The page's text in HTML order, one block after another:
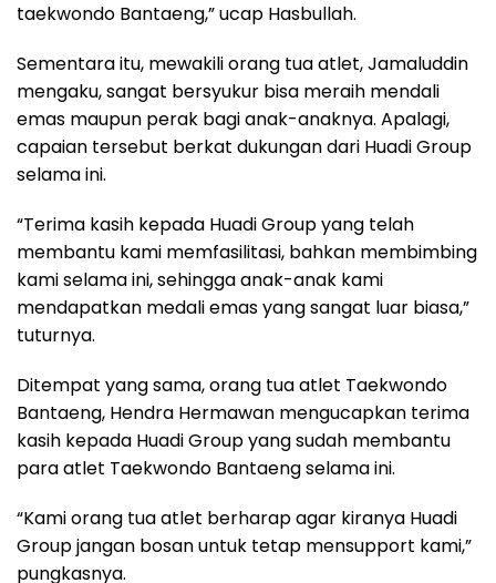
taekwondo Bantaeng,” ucap Hasbullah.
Sementara itu, mewakili orang tua atlet, Jamaluddin
mengaku, sangat bersyukur bisa meraih mendali
emas maupun perak bagi anak-anaknya. Apalagi,
capaian tersebut berkat dukungan dari Huadi Group
selama ini.
“Terima kasih kepada Huadi Group yang telah
membantu kami memfasilitasi, bahkan membimbing
kami selama ini, sehingga anak-anak kami
mendapatkan medali emas yang sangat luar biasa,”
tuturnya.
Ditempat yang sama, orang tua atlet Taekwondo
Bantaeng, Hendra Hermawan mengucapkan terima
kasih kepada Huadi Group yang sudah membantu
para atlet Taekwondo Bantaeng selama ini.
“Kami orang tua atlet berharap agar kiranya Huadi
Group jangan bosan untuk tetap mensupport kami,”
pungkasnya.